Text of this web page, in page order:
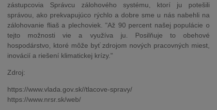
zástupcovia Správcu zálohového systému, ktorí ju potešili
správou, ako prekvapujúco rýchlo a dobre sme u nás nabehli na
zálohovanie fliaš a plechoviek. "Až 90 percent našej populácie o
tejto možnosti vie a využíva ju. Posilňuje to obehové
hospodárstvo, ktoré môže byť zdrojom nových pracovných miest,
inovácií a riešení klimatickej krízy."
Zdroj:
https://www.vlada.gov.sk//tlacove-spravy/
https://www.nrsr.sk/web/